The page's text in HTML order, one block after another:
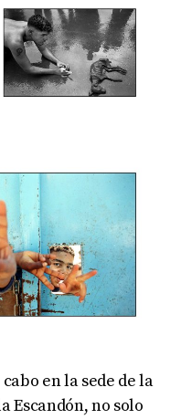
en la sede de la
Escandón, no solo